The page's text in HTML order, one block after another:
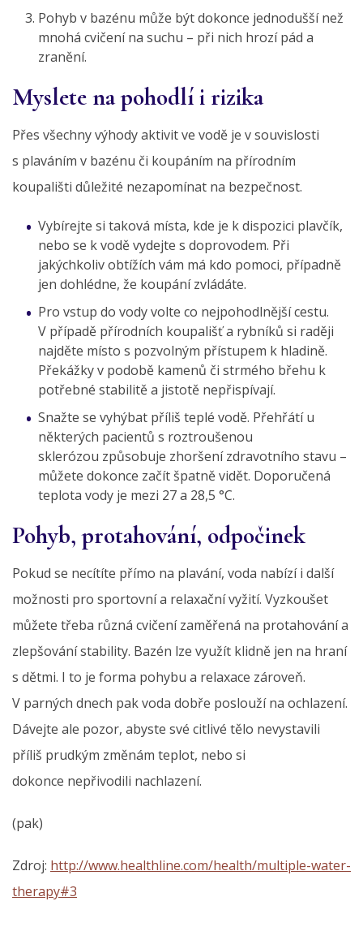
Pohyb v bazénu může být dokonce jednodušší než
mnohá cvičení na suchu – při nich hrozí pád a
zranění.
Myslete na pohodlí i rizika
Přes všechny výhody aktivit ve vodě je v souvislosti
s plaváním v bazénu či koupáním na přírodním
koupališti důležité nezapomínat na bezpečnost.
Vybírejte si taková místa, kde je k dispozici plavčík,
nebo se k vodě vydejte s doprovodem. Při
jakýchkoliv obtížích vám má kdo pomoci, případně
jen dohlédne, že koupání zvládáte.
Pro vstup do vody volte co nejpohodlnější cestu.
V případě přírodních koupališť a rybníků si raději
najděte místo s pozvolným přístupem k hladině.
Překážky v podobě kamenů či strmého břehu k
potřebné stabilitě a jistotě nepřispívají.
Snažte se vyhýbat příliš teplé vodě. Přehřátí u
některých pacientů s roztroušenou
sklerózou způsobuje zhoršení zdravotního stavu –
můžete dokonce začít špatně vidět. Doporučená
teplota vody je mezi 27 a 28,5 °C.
Pohyb, protahování, odpočinek
Pokud se necítíte přímo na plavání, voda nabízí i další
možnosti pro sportovní a relaxační vyžití. Vyzkoušet
můžete třeba různá cvičení zaměřená na protahování a
zlepšování stability. Bazén lze využít klidně jen na hraní
s dětmi. I to je forma pohybu a relaxace zároveň.
V parných dnech pak voda dobře poslouží na ochlazení.
Dávejte ale pozor, abyste své citlivé tělo nevystavili
příliš prudkým změnám teplot, nebo si
dokonce nepřivodili nachlazení.
(pak)
Zdroj: http://www.healthline.com/health/multiple-water-
therapy#3